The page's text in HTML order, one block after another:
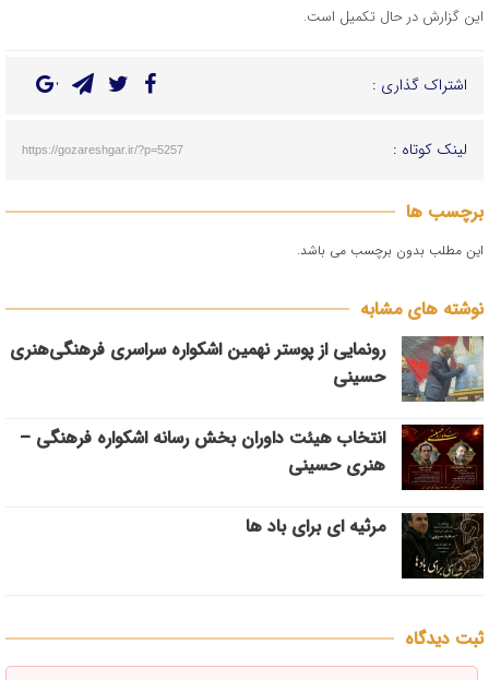
این گزارش در حال تکمیل است.
اشتراک گذاری :
لینک کوتاه : https://gozareshgar.ir/?p=5257
برچسب ها
این مطلب بدون برچسب می باشد.
نوشته های مشابه
رونمایی از پوستر نهمین اشکواره سراسری فرهنگی‌هنری
حسینی
انتخاب هیئت داوران بخش رسانه اشکواره فرهنگی‌ –
هنری حسینی
مرثیه ای برای باد ها
ثبت دیدگاه